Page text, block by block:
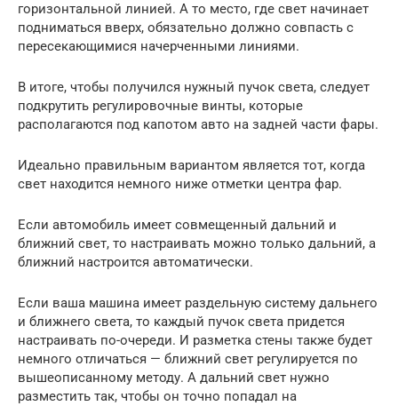
горизонтальной линией. А то место, где свет начинает
подниматься вверх, обязательно должно совпасть с
пересекающимися начерченными линиями.
В итоге, чтобы получился нужный пучок света, следует
подкрутить регулировочные винты, которые
располагаются под капотом авто на задней части фары.
Идеально правильным вариантом является тот, когда
свет находится немного ниже отметки центра фар.
Если автомобиль имеет совмещенный дальний и
ближний свет, то настраивать можно только дальний, а
ближний настроится автоматически.
Если ваша машина имеет раздельную систему дальнего
и ближнего света, то каждый пучок света придется
настраивать по-очереди. И разметка стены также будет
немного отличаться — ближний свет регулируется по
вышеописанному методу. А дальний свет нужно
разместить так, чтобы он точно попадал на